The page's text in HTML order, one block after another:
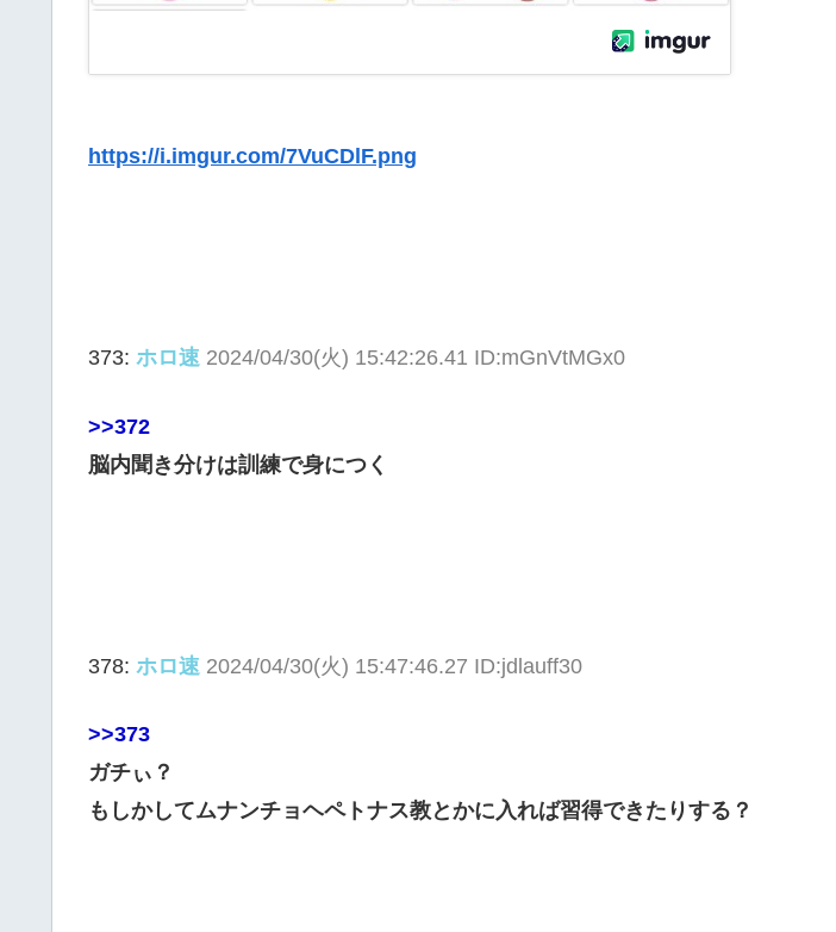
https://i.imgur.com/7VuCDlF.png
373: ホロ速 2024/04/30(火) 15:42:26.41 ID:mGnVtMGx0
>>372
脳内聞き分けは訓練で身につく
378: ホロ速 2024/04/30(火) 15:47:46.27 ID:jdlauff30
>>373
ガチぃ？
もしかしてムナンチョヘペトナス教とかに入れば習得できたりする？